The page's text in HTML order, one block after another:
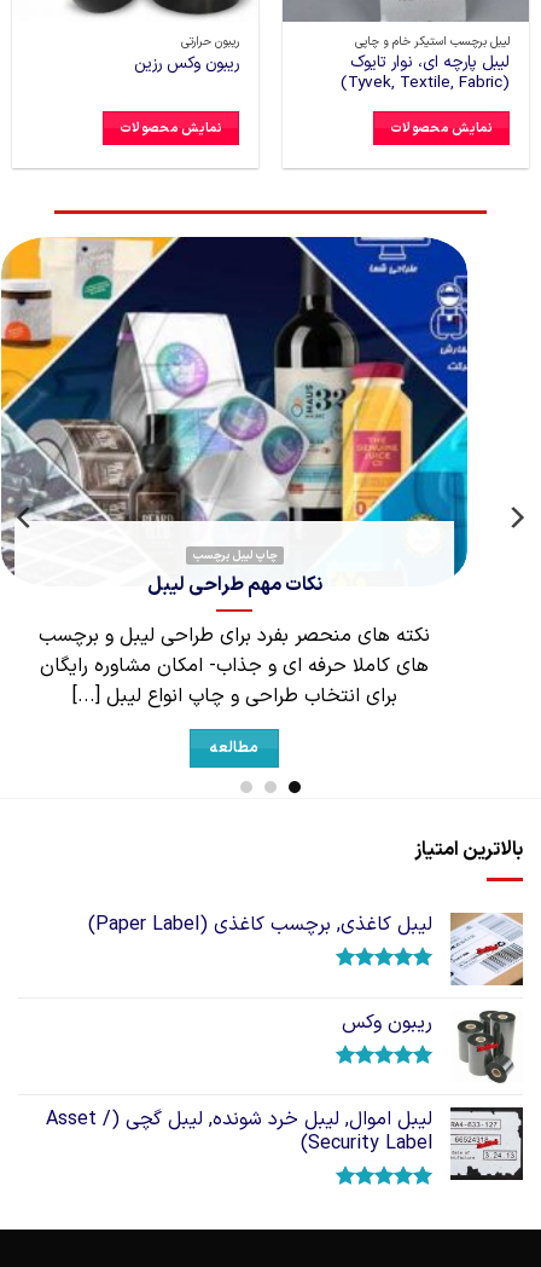
لیبل برچسب استیکر خام و چاپی
لیبل پارچه ای، نوار تایوک
(Tyvek, Textile, Fabric)
نمایش محصولات
ریبون حرارتی
ریبون وکس رزین
نمایش محصولات
چاپ لیبل برچسب
نکات مهم طراحی لیبل
نکته های منحصر بفرد برای طراحی لیبل و برچسب
های کاملا حرفه ای و جذاب- امکان مشاوره رایگان
برای انتخاب طراحی و چاپ انواع لیبل [...]
مطالعه
بالاترین امتیاز
لیبل کاغذی, برچسب کاغذی (Paper Label)
ریبون وکس
لیبل اموال, لیبل خرد شونده, لیبل گچی (Asset /
Security Label)